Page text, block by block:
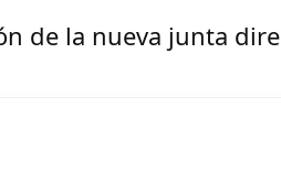
de la nueva junta